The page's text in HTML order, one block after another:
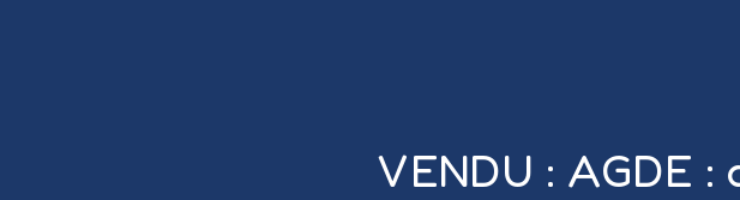
VENDU : AGDE